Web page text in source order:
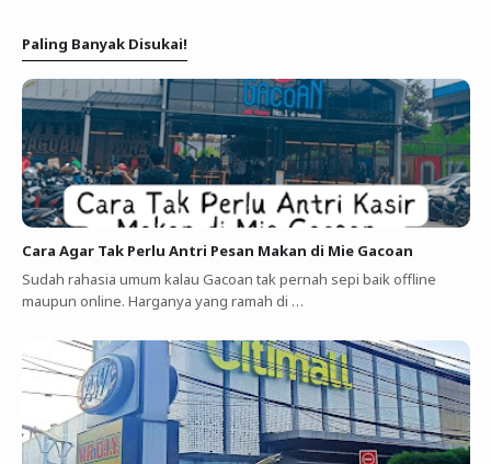
Paling Banyak Disukai!
Cara Agar Tak Perlu Antri Pesan Makan di Mie Gacoan
Sudah rahasia umum kalau Gacoan tak pernah sepi baik offline
maupun online. Harganya yang ramah di …